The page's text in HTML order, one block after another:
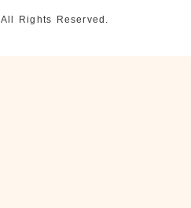
Rights Reserved.